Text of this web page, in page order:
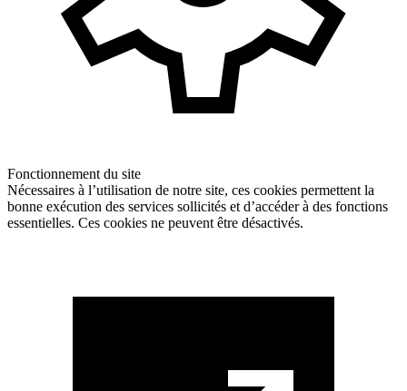
Fonctionnement du site
Nécessaires à l’utilisation de notre site, ces cookies permettent la
bonne exécution des services sollicités et d’accéder à des fonctions
essentielles. Ces cookies ne peuvent être désactivés.